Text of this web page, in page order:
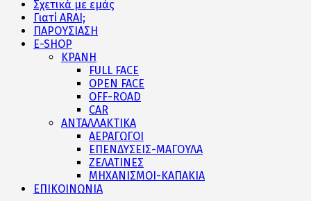
Σχετικά με εμάς
Γιατί ARAI;
ΠΑΡΟΥΣΙΑΣΗ
E-SHOP
ΚΡΑΝΗ
FULL FACE
OPEN FACE
OFF-ROAD
CAR
ΑΝΤΑΛΛΑΚΤΙΚΑ
ΑΕΡΑΓΩΓΟΙ
ΕΠΕΝΔΥΣΕΙΣ-ΜΑΓΟΥΛΑ
ΖΕΛΑΤΙΝΕΣ
ΜΗΧΑΝΙΣΜΟΙ-ΚΑΠΑΚΙΑ
ΕΠΙΚΟΙΝΩΝΙΑ